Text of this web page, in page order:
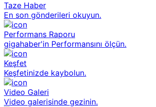
Taze Haber
En son gönderileri okuyun.
Performans Raporu
gigahaber'in Performansını ölçün.
Keşfet
Keşfetinizde kaybolun.
Video Galeri
Video galerisinde gezinin.